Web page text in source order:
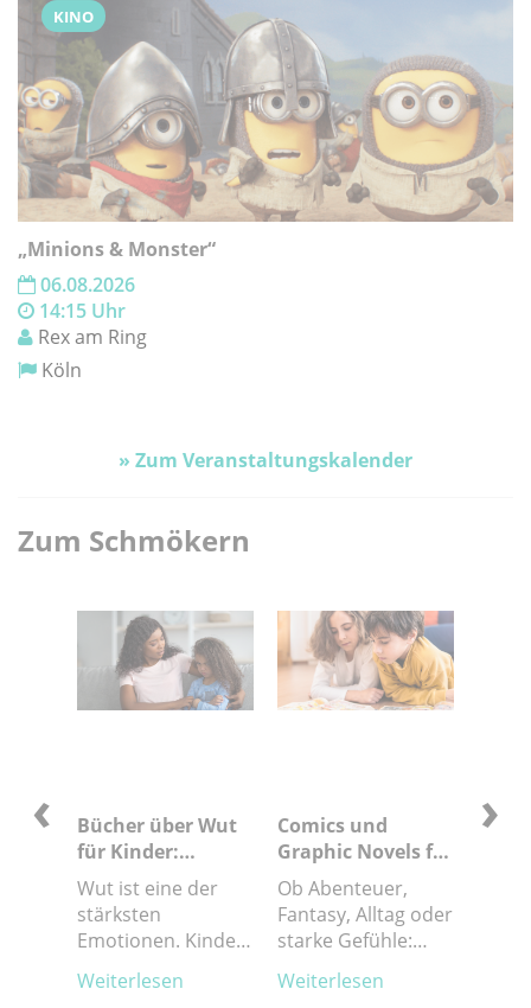
KINO
„Minions & Monster“
06.08.2026
14:15 Uhr
Rex am Ring
Köln
» Zum Veranstaltungskalender
Zum Schmökern
Bücher über Wut
für Kinder:
Vorlesen,
verstehen und
Gefühle begleiten
Wut ist eine der
stärksten
Emotionen. Kinder
wissen oft nicht,
wie sie diese
Weiterlesen
Comics und
Graphic Novels für
Kinder
Ob Abenteuer,
Fantasy, Alltag oder
starke Gefühle:
Diese Comics und
Graphic Novels
Weiterlesen
‹ ›